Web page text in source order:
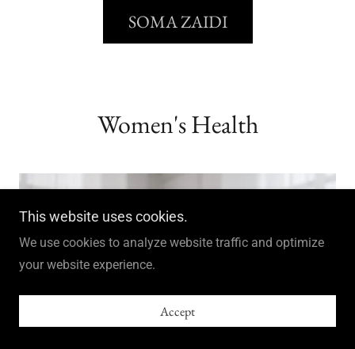
SOMA ZAIDI
Women's Health
This website uses cookies.
We use cookies to analyze website traffic and optimize
your website experience.
Accept